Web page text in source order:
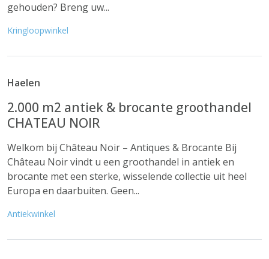
gehouden? Breng uw...
Kringloopwinkel
Haelen
2.000 m2 antiek & brocante groothandel
CHATEAU NOIR
Welkom bij Château Noir – Antiques & Brocante Bij
Château Noir vindt u een groothandel in antiek en
brocante met een sterke, wisselende collectie uit heel
Europa en daarbuiten. Geen...
Antiekwinkel